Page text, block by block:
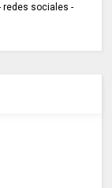
redes sociales -